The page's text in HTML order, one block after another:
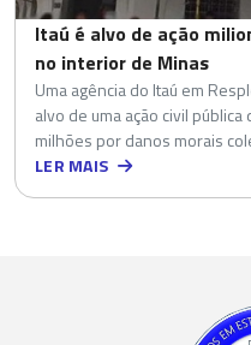
Itaú é alvo de ação
no interior de Minas
Uma agência do Itaú em
alvo de uma ação civil
milhões por danos morais
LER MAIS